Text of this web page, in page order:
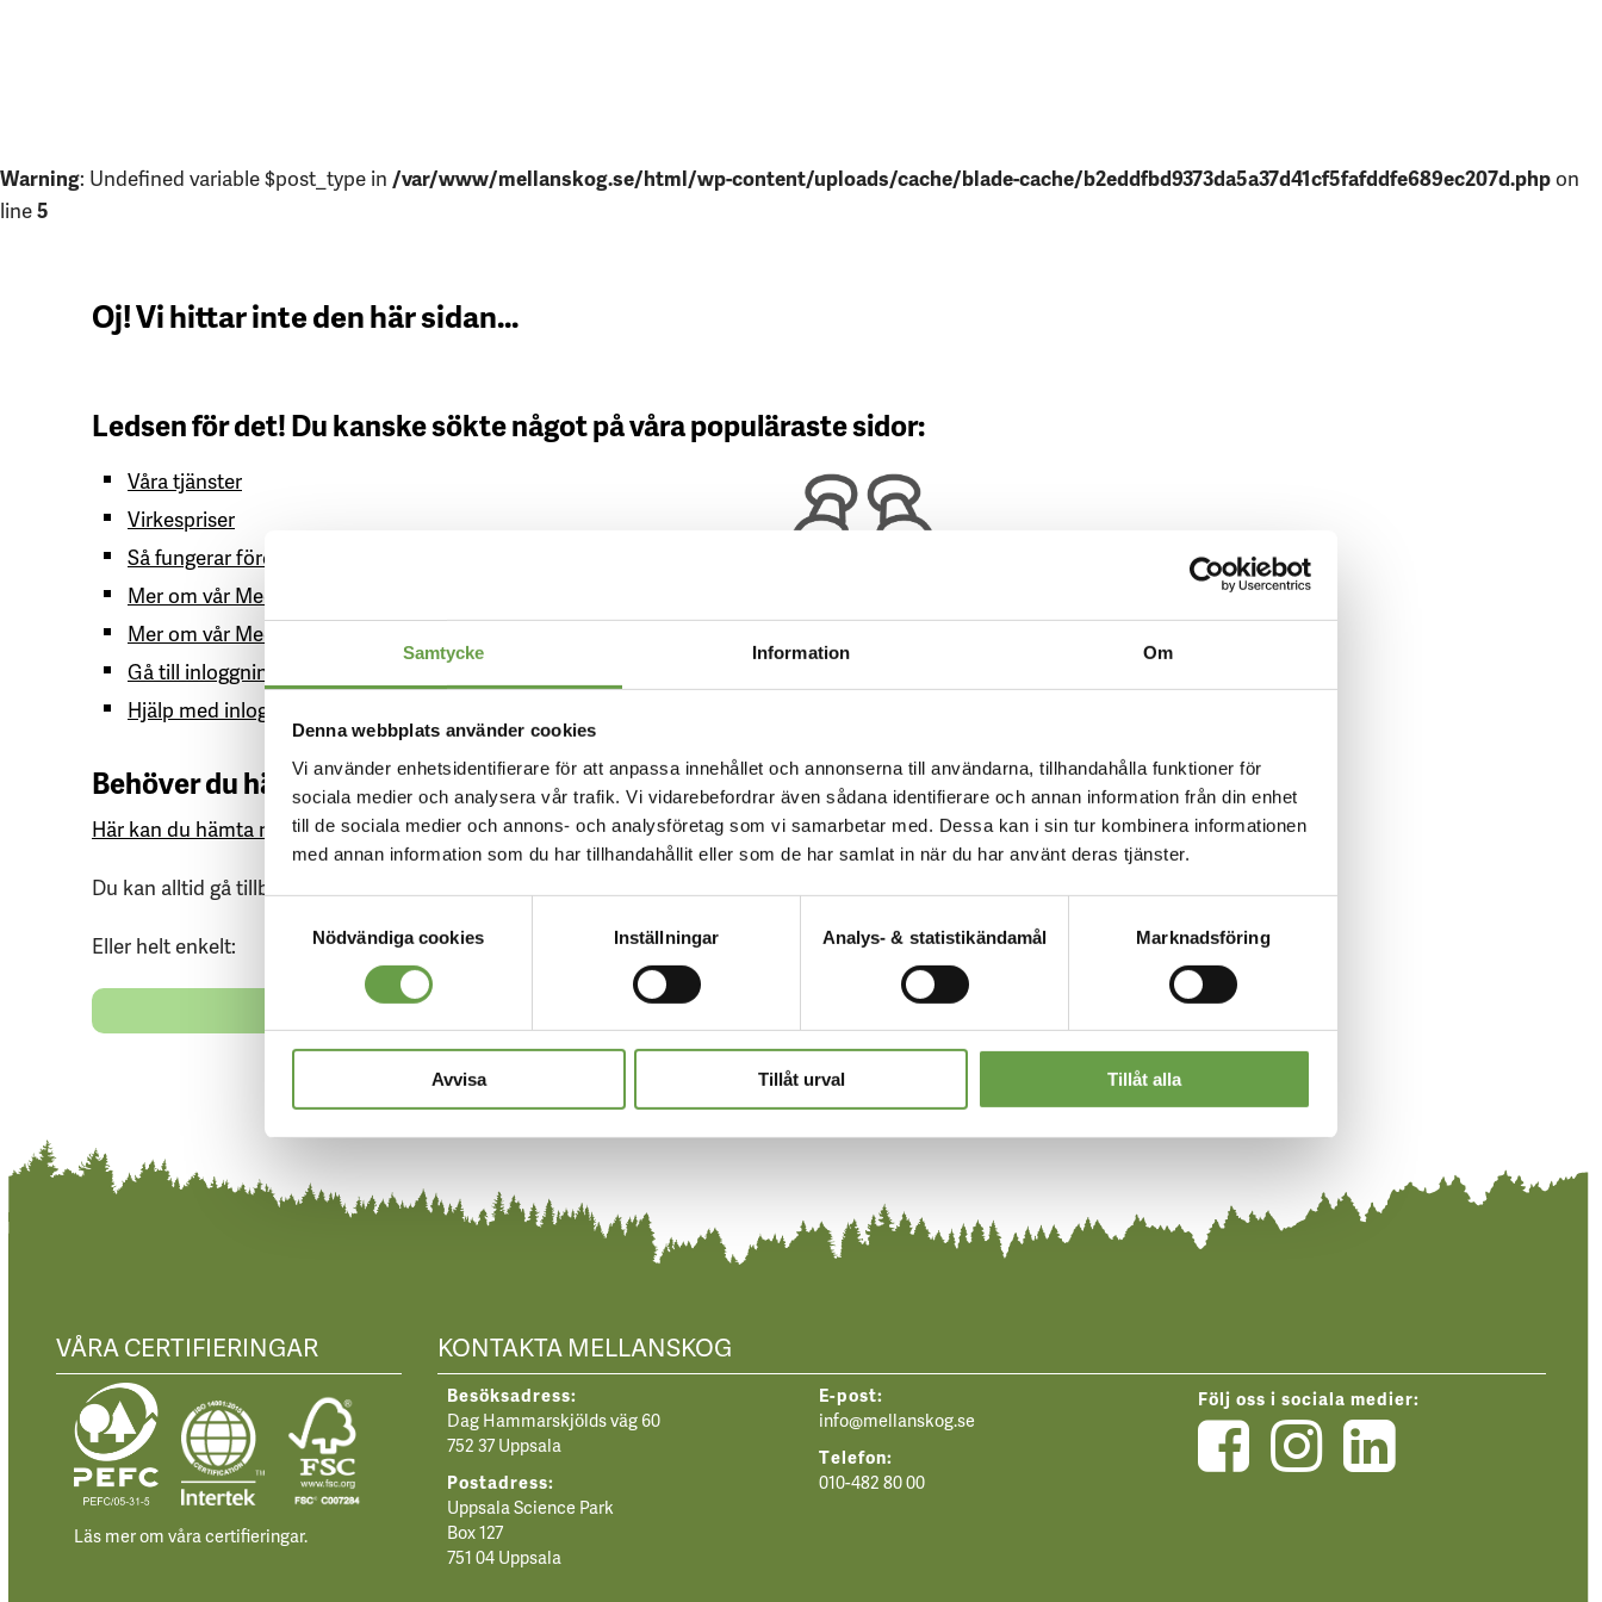
Samtycke Information Om
Denna webbplats använder cookies
Vi använder enhetsidentifierare för att anpassa innehållet och annonserna till användarna, tillhandahålla funktioner för
sociala medier och analysera vår trafik. Vi vidarebefordrar även sådana identifierare och annan information från din enhet
till de sociala medier och annons- och analysföretag som vi samarbetar med. Dessa kan i sin tur kombinera informationen
med annan information som du har tillhandahållit eller som de har samlat in när du har använt deras tjänster.
Nödvändiga cookies
Inställningar Analys- & statistikändamål Marknadsföring
Avvisa Tillåt urval Tillåt alla
Warning: Undefined variable $post_type in /var/www/mellanskog.se/html/wp-content/uploads/cache/blade-cache/b2eddfbd9373da5a37d41cf5fafddfe689ec207d.phpon
line5
Oj! Vi hittar inte den här sidan...
Ledsen för det! Du kanske sökte något på våra populäraste sidor:
Våra tjänster
Virkespriser
Så fungerar föreningen
Mer om vår Medlemsapp
Mer om vår Medlemswebb
Gå till inloggningssida Medlemswebb
Hjälp med inloggning
Behöver du hämta nytt lösenord?
Här kan du hämta nytt lösenord till medlemsappen/medlemswebben
Du kan alltid gå tillbaka till vår
Eller helt enkelt:
VÅRA CERTIFIERINGAR KONTAKTA MELLANSKOG
Läs mer om våra certifieringar.
Besöksadress:
Dag Hammarskjölds väg 60
752 37 Uppsala
Postadress:
Uppsala Science Park
Box 127
751 04 Uppsala
E-post:
info@mellanskog.se
Telefon:
010-482 80 00
Följ oss i sociala medier:
Mellanskog
på på